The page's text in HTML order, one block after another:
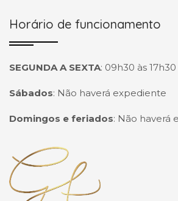
Horário de funcionamento
SEGUNDA A SEXTA: 09h30 às 17h30
Sábados: Não haverá expediente
Domingos e feriados: Não haverá
Página inicial